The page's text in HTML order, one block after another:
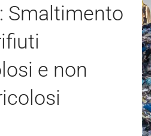
Smaltimento
e non